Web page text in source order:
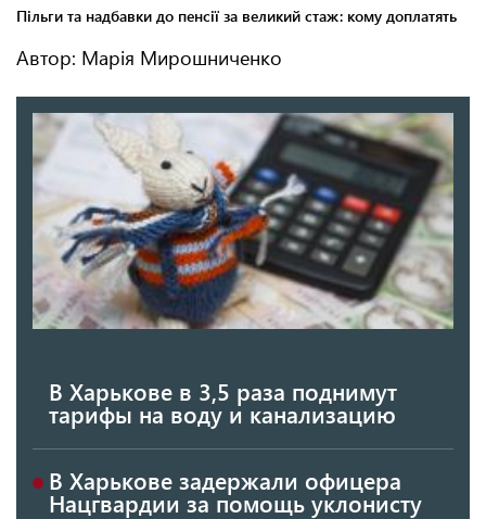
Автор: Марія Мирошниченко
В Харькове в 3,5 раза поднимут
тарифы на воду и канализацию
В Харькове задержали офицера
Нацгвардии за помощь уклонисту